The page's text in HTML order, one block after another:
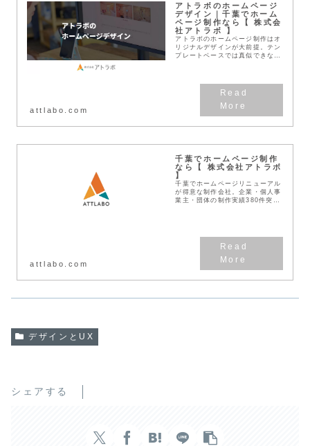
アトラボのホームページ
デザイン｜千葉でホーム
ページ制作なら【 株式会
社アトラボ 】
アトラボのホームページ制作はオ
リジナルデザインが大前提。テン
プレートベースでは真似できな
合わせたトータルデザイ...
attlabo.com
千葉でホームページ制作
なら【 株式会社アトラボ
】
千葉でホームページリニューアル
が得意な制作会社。企業・個人事
業主・団体の制作実績380件突
attlabo.com
デザインとUX
シェアする